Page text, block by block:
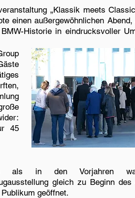
g „Klassik meets
einen außergewöhnlichen Abend,
Historie in eindrucksvoller
45
als in den Vorjahren
gleich zu Beginn des
geöffnet.